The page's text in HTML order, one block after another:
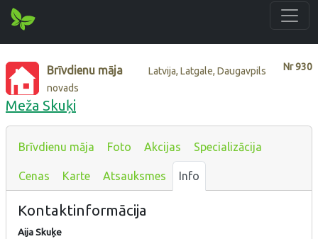
Nr930
Brīvdienu māja
Latvija, Latgale, Daugavpils
novads
Meža Skuķi
Brīvdienu māja Foto Akcijas Specializācija
Cenas Karte Atsauksmes Info
Kontaktinformācija
Aija Skuķe